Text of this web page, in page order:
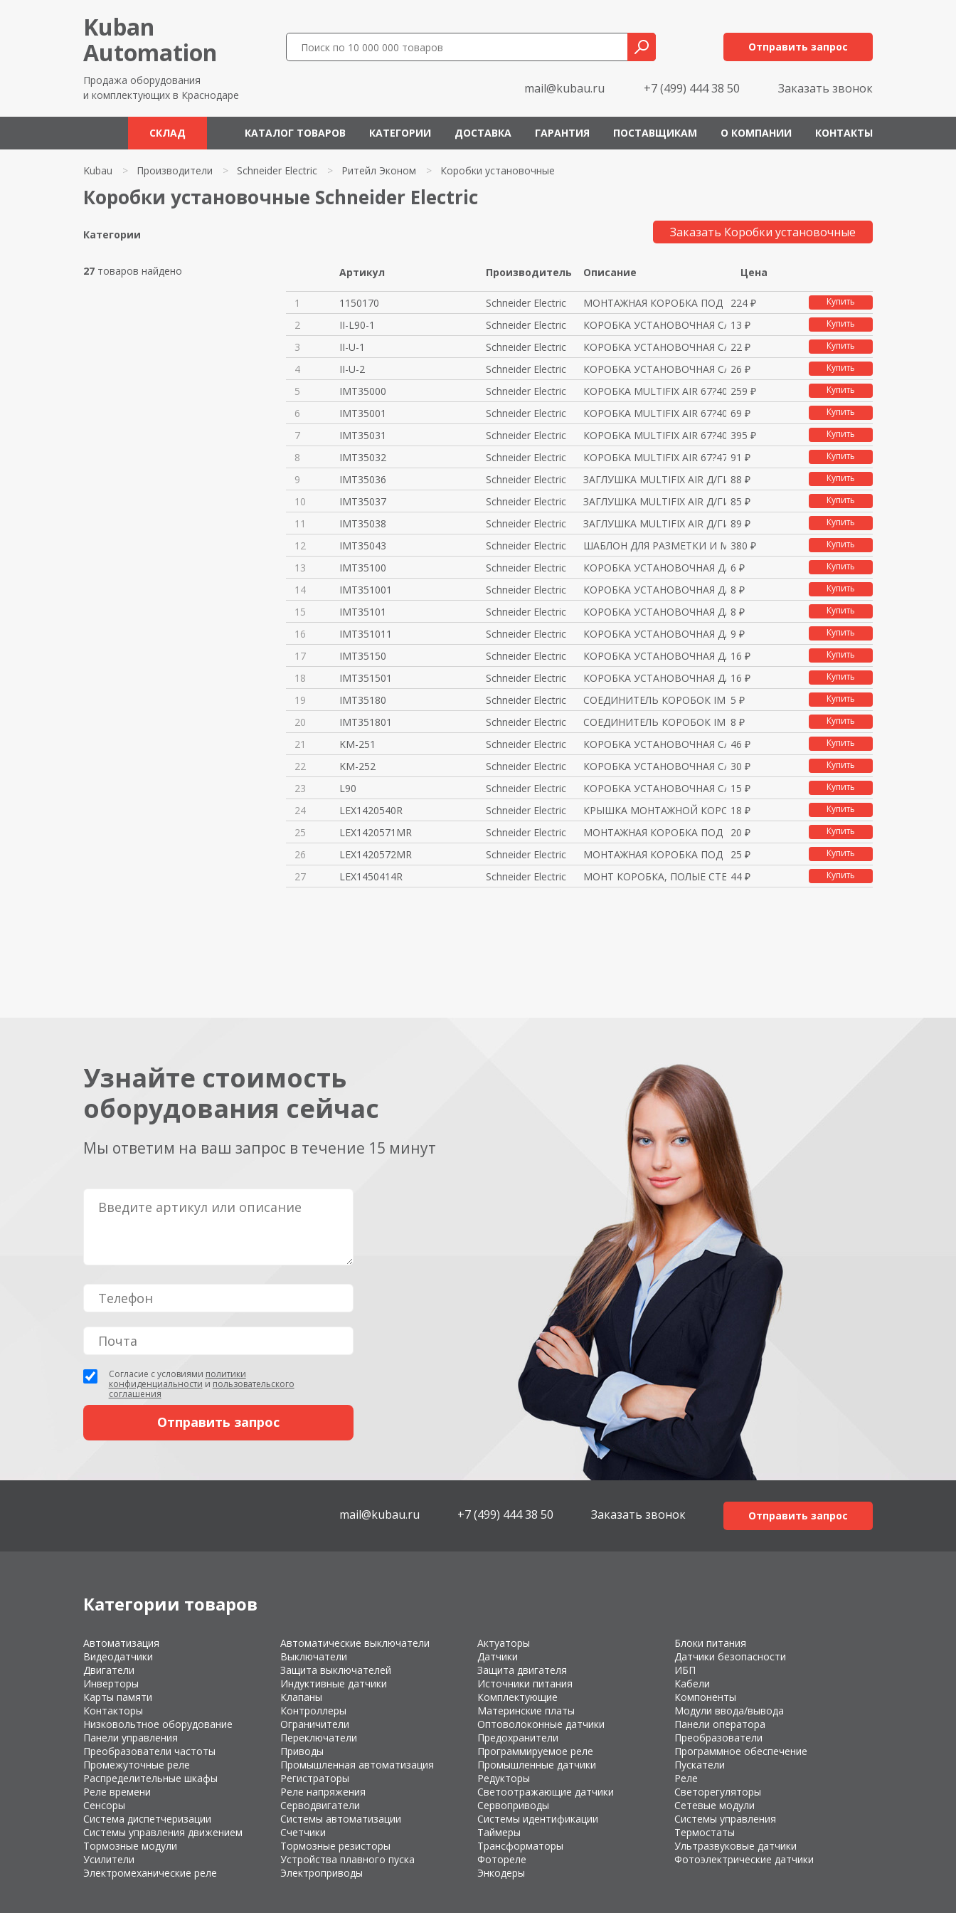
Kuban
Automation
Продажа оборудования
и комплектующих в Краснодаре
Отправить запрос
mail@kubau.ru +7 (499) 444 38 50 Заказать звонок
СКЛАД КАТАЛОГ ТОВАРОВ КАТЕГОРИИ ДОСТАВКА ГАРАНТИЯ ПОСТАВЩИКАМ О КОМПАНИИ КОНТАКТЫ
Kubau > Производители > Schneider Electric > Ритейл Эконом > Коробки установочные
Коробки установочные Schneider Electric
Категории
27 товаров найдено
Заказать Коробки установочные
Артикул Производитель Описание Цена
1 1150170 Schneider Electric МОНТАЖНАЯ КОРОБКА ПОД ГИПРОК Д
224 ₽ Купить
2 II-L90-1 Schneider Electric КОРОБКА УСТАНОВОЧНАЯ С/У (80*3
13 ₽ Купить
3 II-U-1 Schneider Electric КОРОБКА УСТАНОВОЧНАЯ С/У ДЛЯ Г
22 ₽ Купить
4 II-U-2 Schneider Electric КОРОБКА УСТАНОВОЧНАЯ С/У ДЛЯ Г
26 ₽ Купить
5 IMT35000 Schneider Electric КОРОБКА MULTIFIX AIR 67?40 2-а
259 ₽ Купить
6 IMT35001 Schneider Electric КОРОБКА MULTIFIX AIR 67?40 1-а
69 ₽ Купить
7 IMT35031 Schneider Electric КОРОБКА MULTIFIX AIR 67?40 3-а
395 ₽ Купить
8 IMT35032 Schneider Electric КОРОБКА MULTIFIX AIR 67?47 1-а
91 ₽ Купить
9 IMT35036 Schneider Electric ЗАГЛУШКА MULTIFIX AIR Д/ГИБК.
88 ₽ Купить
10 IMT35037 Schneider Electric ЗАГЛУШКА MULTIFIX AIR Д/ГИБК.
85 ₽ Купить
11 IMT35038 Schneider Electric ЗАГЛУШКА MULTIFIX AIR Д/ГИБК.
89 ₽ Купить
12 IMT35043 Schneider Electric ШАБЛОН ДЛЯ РАЗМЕТКИ И МОНТАЖА
380 ₽ Купить
13 IMT35100 Schneider Electric КОРОБКА УСТАНОВОЧНАЯ ДЛЯ СПЛОШ
6 ₽ Купить
14 IMT351001 Schneider Electric КОРОБКА УСТАНОВОЧНАЯ ДЛЯ СПЛОШ
8 ₽ Купить
15 IMT35101 Schneider Electric КОРОБКА УСТАНОВОЧНАЯ ДЛЯ СПЛОШ
8 ₽ Купить
16 IMT351011 Schneider Electric КОРОБКА УСТАНОВОЧНАЯ ДЛЯ СПЛОШ
9 ₽ Купить
17 IMT35150 Schneider Electric КОРОБКА УСТАНОВОЧНАЯ ДЛЯ ПОЛЫХ
16 ₽ Купить
18 IMT351501 Schneider Electric КОРОБКА УСТАНОВОЧНАЯ ДЛЯ ПОЛЫХ
16 ₽ Купить
19 IMT35180 Schneider Electric СОЕДИНИТЕЛЬ КОРОБОК IMT35150/I
5 ₽ Купить
20 IMT351801 Schneider Electric СОЕДИНИТЕЛЬ КОРОБОК IMT351501
8 ₽ Купить
21 KM-251 Schneider Electric КОРОБКА УСТАНОВОЧНАЯ С/У ДЛЯ Г
46 ₽ Купить
22 KM-252 Schneider Electric КОРОБКА УСТАНОВОЧНАЯ С/У 2-Я
30 ₽ Купить
23 L90 Schneider Electric КОРОБКА УСТАНОВОЧНАЯ С/У (82*3
15 ₽ Купить
24 LEX1420540R Schneider Electric КРЫШКА МОНТАЖНОЙ КОРОБКИ ДИАМ.
18 ₽ Купить
25 LEX1420571MR Schneider Electric МОНТАЖНАЯ КОРОБКА ПОД БЕТОН БЕ
20 ₽ Купить
26 LEX1420572MR Schneider Electric МОНТАЖНАЯ КОРОБКА ПОД БЕТОН С
25 ₽ Купить
27 LEX1450414R Schneider Electric МОНТ КОРОБКА, ПОЛЫЕ СТЕНЫ, 68
44 ₽ Купить
Узнайте стоимость
оборудования сейчас
Мы ответим на ваш запрос в течение 15 минут
Согласие с условиями политики
конфиденциальности и пользовательского
соглашения
mail@kubau.ru +7 (499) 444 38 50 Заказать звонок Отправить запрос
Категории товаров
Автоматизация Автоматические выключатели Актуаторы
Блоки питания
Видеодатчики
Выключатели Датчики
Датчики безопасности
Двигатели
Защита выключателей Защита двигателя
ИБП
Инверторы
Индуктивные датчики Источники питания
Кабели
Карты памяти
Клапаны Комплектующие
Компоненты
Контакторы
Контроллеры Материнские платы
Модули ввода/вывода
Низковольтное оборудование
Ограничители Оптоволоконные датчики
Панели оператора
Панели управления
Переключатели Предохранители
Преобразователи
Преобразователи частоты
Приводы Программируемое реле
Программное обеспечение
Промежуточные реле
Промышленная автоматизация Промышленные датчики
Пускатели
Распределительные шкафы
Регистраторы Редукторы
Реле
Реле времени
Реле напряжения Светоотражающие датчики
Светорегуляторы
Сенсоры
Серводвигатели Сервоприводы
Сетевые модули
Система диспетчеризации
Системы автоматизации Системы идентификации
Системы управления
Системы управления движением
Счетчики Таймеры
Термостаты
Тормозные модули
Тормозные резисторы Трансформаторы
Ультразвуковые датчики
Усилители
Устройства плавного пуска Фотореле
Фотоэлектрические датчики
Электромеханические реле
Электроприводы Энкодеры